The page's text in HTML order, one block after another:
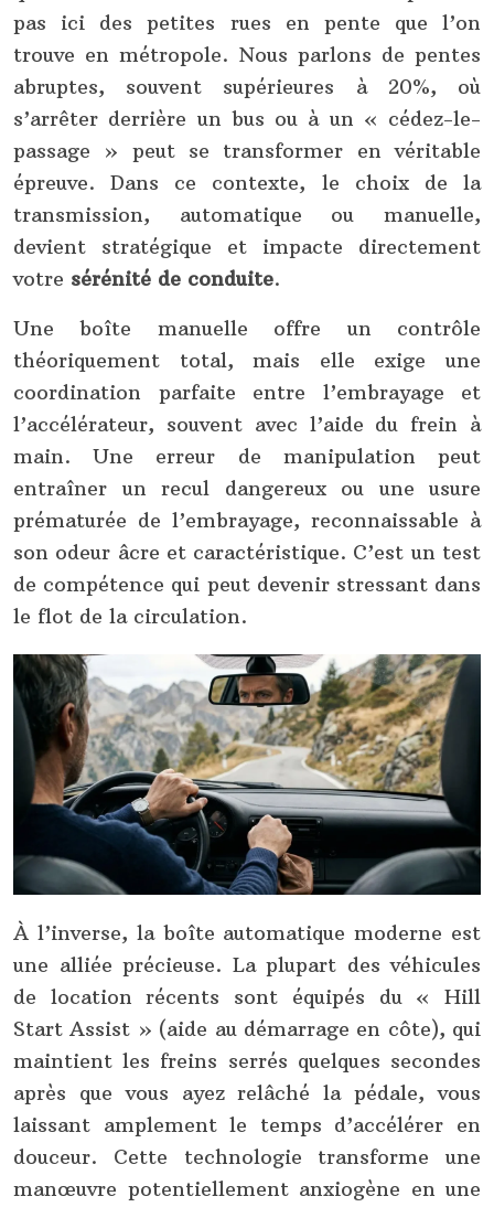
pas ici des petites rues en pente que l’on
trouve en métropole. Nous parlons de pentes
abruptes, souvent supérieures à 20%, où
s’arrêter derrière un bus ou à un « cédez-le-
passage » peut se transformer en véritable
épreuve. Dans ce contexte, le choix de la
transmission, automatique ou manuelle,
devient stratégique et impacte directement
votre sérénité de conduite.
Une boîte manuelle offre un contrôle
théoriquement total, mais elle exige une
coordination parfaite entre l’embrayage et
l’accélérateur, souvent avec l’aide du frein à
main. Une erreur de manipulation peut
entraîner un recul dangereux ou une usure
prématurée de l’embrayage, reconnaissable à
son odeur âcre et caractéristique. C’est un test
de compétence qui peut devenir stressant dans
le flot de la circulation.
À l’inverse, la boîte automatique moderne est
une alliée précieuse. La plupart des véhicules
de location récents sont équipés du « Hill
Start Assist » (aide au démarrage en côte), qui
maintient les freins serrés quelques secondes
après que vous ayez relâché la pédale, vous
laissant amplement le temps d’accélérer en
douceur. Cette technologie transforme une
manœuvre potentiellement anxiogène en une